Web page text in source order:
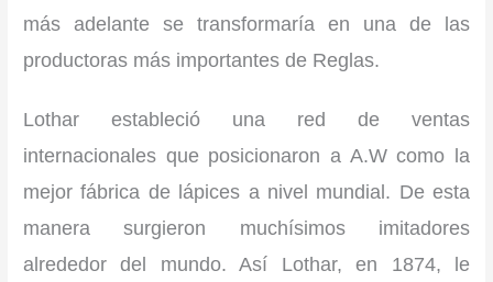
más adelante se transformaría en una de las
productoras más importantes de Reglas.
Lothar estableció una red de ventas
internacionales que posicionaron a A.W como la
mejor fábrica de lápices a nivel mundial. De esta
manera surgieron muchísimos imitadores
alrededor del mundo. Así Lothar, en 1874, le